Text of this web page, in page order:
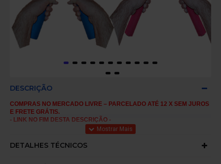
DESCRIÇÃO
COMPRAS NO MERCADO LIVRE – PARCELADO ATÉ 12 X SEM JUROS
E FRETE GRÁTIS.
- LINK NO FIM DESTA DESCRIÇÃO -
BASTÃO DE LUTA E TREINO DE PVC ESPUMADO - 60 cm –
DETALHES TÉCNICOS